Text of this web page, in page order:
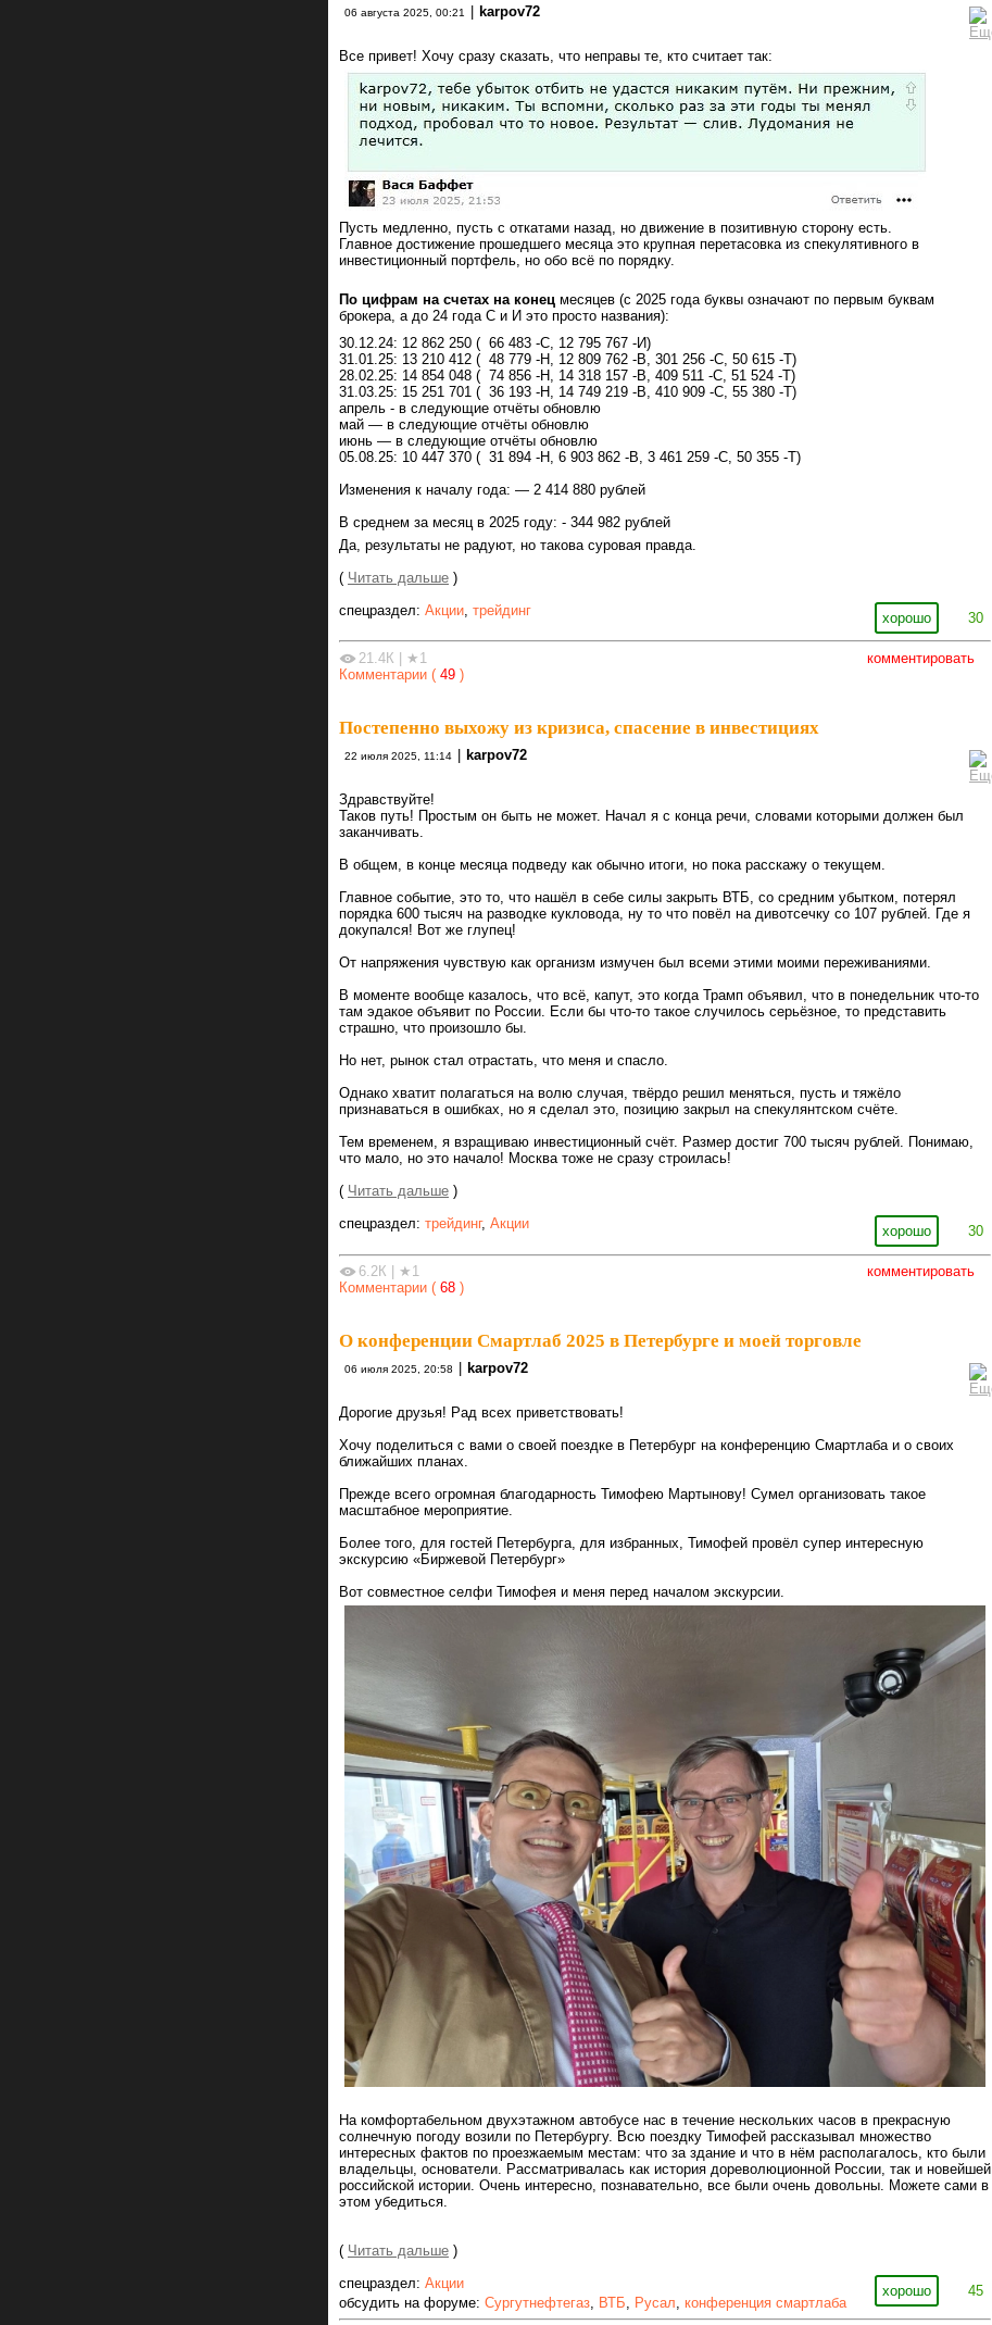
06 августа 2025, 00:21 karpov72
Все привет! Хочу сразу сказать, что неправы те, кто считает так:
Пусть медленно, пусть с откатами назад, но движение в позитивную сторону есть.
Главное достижение прошедшего месяца это крупная перетасовка из спекулятивного в
инвестиционный портфель, но обо всё по порядку.
По цифрам на счетах на конец месяцев (с 2025 года буквы означают по первым буквам
брокера, а до 24 года С и И это просто названия):
30.12.24: 12 862 250 ( 66 483 -С, 12 795 767 -И)
31.01.25: 13 210 412 ( 48 779 -Н, 12 809 762 -В, 301 256 -С, 50 615 -Т)
28.02.25: 14 854 048 ( 74 856 -Н, 14 318 157 -В, 409 511 -С, 51 524 -Т)
31.03.25: 15 251 701 ( 36 193 -Н, 14 749 219 -В, 410 909 -С, 55 380 -Т)
апрель - в следующие отчёты обновлю
май — в следующие отчёты обновлю
июнь — в следующие отчёты обновлю
05.08.25: 10 447 370 ( 31 894 -Н, 6 903 862 -В, 3 461 259 -С, 50 355 -Т)
Изменения к началу года: — 2 414 880 рублей
В среднем за месяц в 2025 году: - 344 982 рублей
Да, результаты не радуют, но такова суровая правда.
( Читать дальше )
хорошо 30
спецраздел: Акции трейдинг
комментировать
21.4К
★1
Комментарии ( 49 )
Постепенно выхожу из кризиса, спасение в инвестициях
22 июля 2025, 11:14 karpov72
Здравствуйте!
Таков путь! Простым он быть не может. Начал я с конца речи, словами которыми должен был
заканчивать.
В общем, в конце месяца подведу как обычно итоги, но пока расскажу о текущем.
Главное событие, это то, что нашёл в себе силы закрыть ВТБ, со средним убытком, потерял
порядка 600 тысяч на разводке кукловода, ну то что повёл на дивотсечку со 107 рублей. Где я
докупался! Вот же глупец!
От напряжения чувствую как организм измучен был всеми этими моими переживаниями.
В моменте вообще казалось, что всё, капут, это когда Трамп объявил, что в понедельник что-то
там эдакое объявит по России. Если бы что-то такое случилось серьёзное, то представить
страшно, что произошло бы.
Но нет, рынок стал отрастать, что меня и спасло.
Однако хватит полагаться на волю случая, твёрдо решил меняться, пусть и тяжёло
признаваться в ошибках, но я сделал это, позицию закрыл на спекулянтском счёте.
Тем временем, я взращиваю инвестиционный счёт. Размер достиг 700 тысяч рублей. Понимаю,
что мало, но это начало! Москва тоже не сразу строилась!
( Читать дальше )
хорошо 30
спецраздел: трейдинг, Акции
комментировать
6.2К
★1
Комментарии ( 68 )
О конференции Смартлаб 2025 в Петербурге и моей торговле
06 июля 2025, 20:58 karpov72
Дорогие друзья! Рад всех приветствовать!
Хочу поделиться с вами о своей поездке в Петербург на конференцию Смартлаба и о своих
ближайших планах.
Прежде всего огромная благодарность Тимофею Мартынову! Сумел организовать такое
масштабное мероприятие.
Более того, для гостей Петербурга, для избранных, Тимофей провёл супер интересную
экскурсию «Биржевой Петербург»
Вот совместное селфи Тимофея и меня перед началом экскурсии.
На комфортабельном двухэтажном автобусе нас в течение нескольких часов в прекрасную
солнечную погоду возили по Петербургу. Всю поездку Тимофей рассказывал множество
интересных фактов по проезжаемым местам: что за здание и что в нём располагалось, кто были
владельцы, основатели. Рассматривалась как история дореволюционной России, так и новейшей
российской истории. Очень интересно, познавательно, все были очень довольны. Можете сами в
этом убедиться.
( Читать дальше )
хорошо 45
спецраздел: Акции
обсудить на форуме: Сургутнефтегаз, ВТБ, Русал, конференция смартлаба